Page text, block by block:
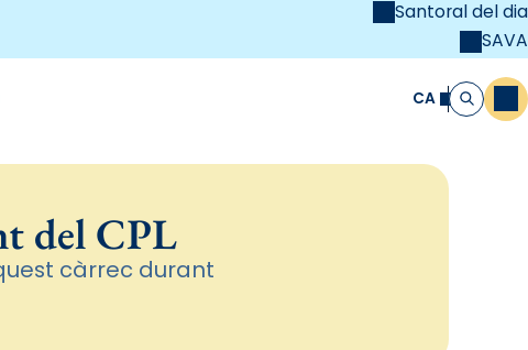
Santoral del dia
SAVA
Cristiana CA Cerca
del CPL
càrrec durant